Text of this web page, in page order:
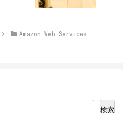
Amazon Web Services
検索